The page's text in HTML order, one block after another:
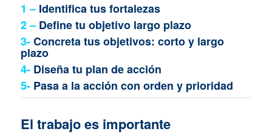
1 – Identifica tus fortalezas
2 – Define tu objetivo largo plazo
3- Concreta tus objetivos: corto y largo
plazo
4- Diseña tu plan de acción
5- Pasa a la acción con orden y prioridad
El trabajo es importante